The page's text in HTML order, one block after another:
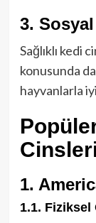
3. Sosyal
Sağlıklı kedi
konusunda
hayvanlarla
1.
1.1. Fiziksel